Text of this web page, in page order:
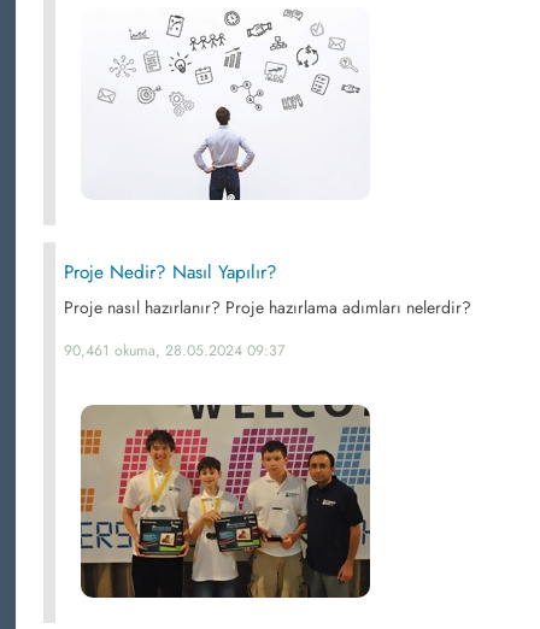
Proje Nedir? Nasıl Yapılır?
Proje nasıl hazırlanır? Proje hazırlama adımları nelerdir?
90,461 okuma, 28.05.2024 09:37